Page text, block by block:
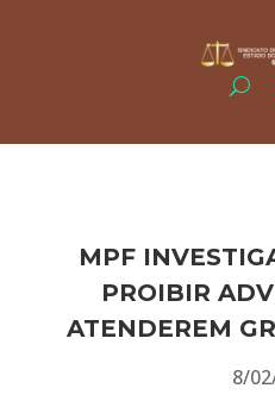
MPF
PROIBIR
ATENDEREM
8/